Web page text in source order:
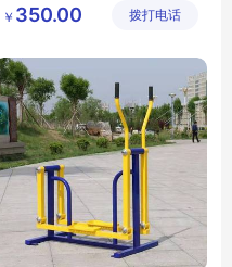
智能小区户外健身器材
组合健身器材的安装
有限公司
￥ 350.00 拨打电话